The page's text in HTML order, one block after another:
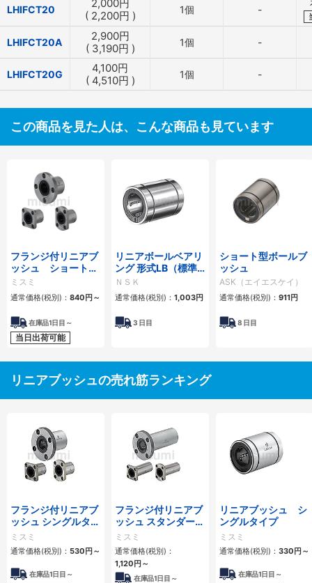
LHIFCT20 2,000円
( 2,200円 ) 1個 -
LHIFCT20A 2,900円
( 3,190円 ) 1個 -
LHIFCT20G 4,100円
( 4,510円 ) 1個 -
この商品を見た人は、こんな商品も見ています
フランジ付リニアブ
ッシュ ショートタ
イプ
ミスミ
通常価格(税別)： 840円～
在庫品1日目～
当日出荷可能
リニアボールベアリ
ング 形式LB（標準
形）シールなし
ＮＳＫ
通常価格(税別)： 1,003円
3 日目
ショート型ボールブ
ッシュ
ASK（エイエスケイ）
通常価格(税別)： 911円
8 日目
リニアブッシュの売れ筋ランキング
フランジ付リニアブ
ッシュ シングルタイ
プ/逆ザグリ穴タイ
プ
ミスミ
通常価格(税別)： 530円～
在庫品1日目～
フランジ付リニアブ
ッシュ スタンダード
タイプ ダブル
ミスミ
通常価格(税別)：
1,120円～
在庫品1日目～
リニアブッシュ シ
ングルタイプ
ミスミ
通常価格(税別)： 330円～
在庫品1日目～